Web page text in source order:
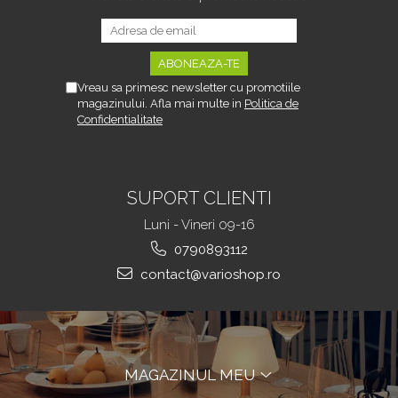
Accesorii decorative
Vreau sa primesc newsletter cu promotiile
magazinului. Afla mai multe in Politica de
Confidentialitate
SUPORT CLIENTI
Luni - Vineri 09-16
0790893112
contact@varioshop.ro
MAGAZINUL MEU